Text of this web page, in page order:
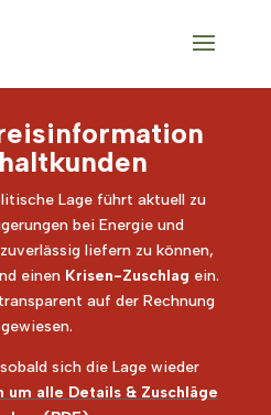
Lage führt aktuell zu
bei Energie und
liefern zu können,
einen Krisen-Zuschlag ein.
auf der Rechnung
sich die Lage wieder
um alle Details & Zuschläge